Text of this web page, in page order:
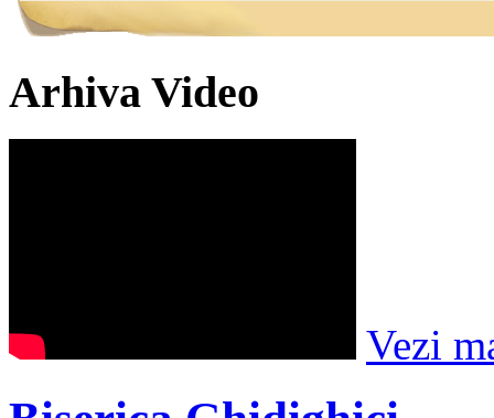
Arhiva Video
Vezi